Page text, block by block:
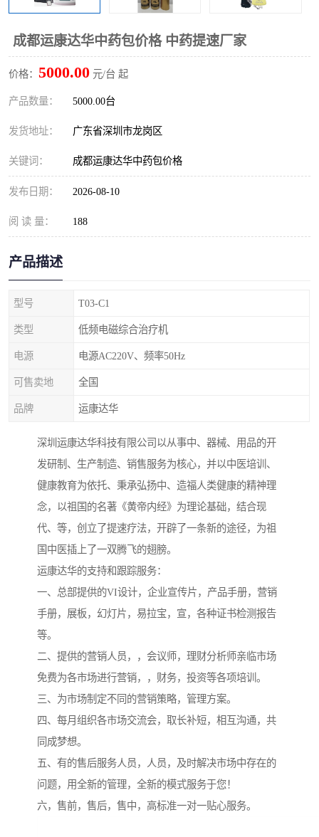
成都运康达华中药包价格 中药提速厂家
价格： 5000.00 元/台 起
产品数量： 5000.00台
发货地址： 广东省深圳市龙岗区
关键词： 成都运康达华中药包价格
发布日期： 2026-08-10
阅 读 量： 188
产品描述
型号 T03-C1
类型 低频电磁综合治疗机
电源 电源AC220V、频率50Hz
可售卖地 全国
品牌 运康达华
深圳运康达华科技有限公司以从事中、器械、用品的开
发研制、生产制造、销售服务为核心，并以中医培训、
健康教育为依托、秉承弘扬中、造福人类健康的精神理
念，以祖国的名著《黄帝内经》为理论基础，结合现
代、等，创立了提速疗法，开辟了一条新的途径，为祖
国中医插上了一双腾飞的翅膀。
运康达华的支持和跟踪服务：
一、总部提供的VI设计，企业宣传片，产品手册，营销
手册，展板，幻灯片，易拉宝，宣，各种证书检测报告
等。
二、提供的营销人员，，会议师，理财分析师亲临市场
免费为各市场进行营销，，财务，投资等各项培训。
三、为市场制定不同的营销策略，管理方案。
四、每月组织各市场交流会，取长补短，相互沟通，共
同成梦想。
五、有的售后服务人员，人员，及时解决市场中存在的
问题，用全新的管理，全新的模式服务于您！
六，售前，售后，售中，高标准一对一贴心服务。